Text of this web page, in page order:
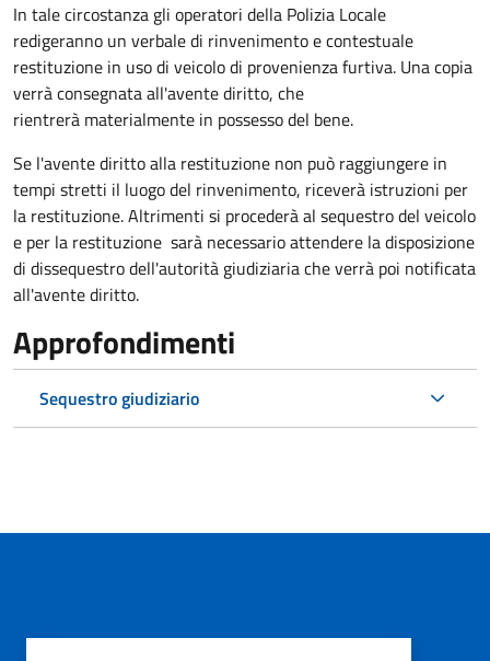
In tale circostanza gli operatori della Polizia Locale
redigeranno un verbale di rinvenimento e contestuale
restituzione in uso di veicolo di provenienza furtiva. Una copia
verrà consegnata all'avente diritto, che
rientrerà materialmente in possesso del bene.
Se l'avente diritto alla restituzione non può raggiungere in
tempi stretti il luogo del rinvenimento, riceverà istruzioni per
la restituzione. Altrimenti si procederà al sequestro del veicolo
e per la restituzione sarà necessario attendere la disposizione
di dissequestro dell'autorità giudiziaria che verrà poi notificata
all'avente diritto.
Approfondimenti
Sequestro giudiziario